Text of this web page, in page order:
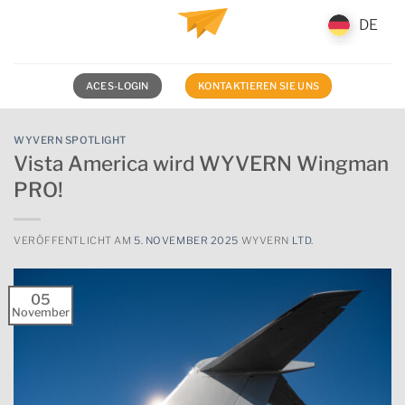
ACES-LOGIN KONTAKTIEREN SIE UNS
WYVERN SPOTLIGHT
Vista America wird WYVERN Wingman
PRO!
VERÖFFENTLICHT AM 5. NOVEMBER 2025 WYVERN LTD.
05
November
DE
DE